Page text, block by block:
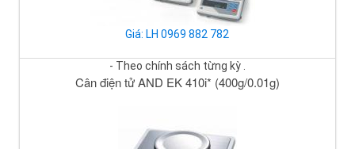
Giá: LH 0969 882 782
- Theo chính sách từng kỳ .
Cân điện tử AND EK 410i* (400g/0.01g)